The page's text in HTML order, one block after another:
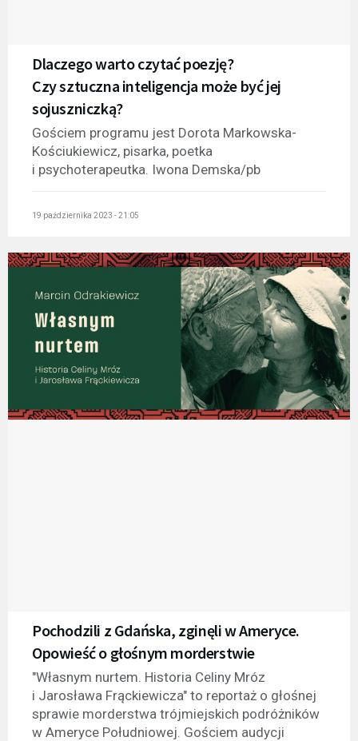
Dlaczego warto czytać poezję?
Czy sztuczna inteligencja może być jej
sojuszniczką?
Gościem programu jest Dorota Markowska-
Kościukiewicz, pisarka, poetka
i psychoterapeutka. Iwona Demska/pb
19 października 2023 - 21:05
Pochodzili z Gdańska, zginęli w Ameryce.
Opowieść o głośnym morderstwie
"Własnym nurtem. Historia Celiny Mróz
i Jarosława Frąckiewicza" to reportaż o głośnej
sprawie morderstwa trójmiejskich podróżników
w Ameryce Południowej. Gościem audycji